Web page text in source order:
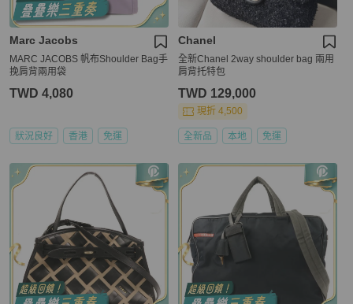
Marc Jacobs
MARC JACOBS 帆布Shoulder Bag手
挽肩背兩用袋
TWD 4,080
狀況良好 香港 免運
Chanel
全新Chanel 2way shoulder bag 兩用
肩背托特包
TWD 129,000
現折 4,500
全新品 本地 免運